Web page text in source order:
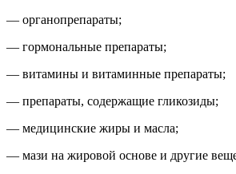
— органопрепараты;
— гормональные препараты;
— витамины и витаминные препараты;
— препараты, содержащие гликозиды;
— медицинские жиры и масла;
— мази на жировой основе и другие